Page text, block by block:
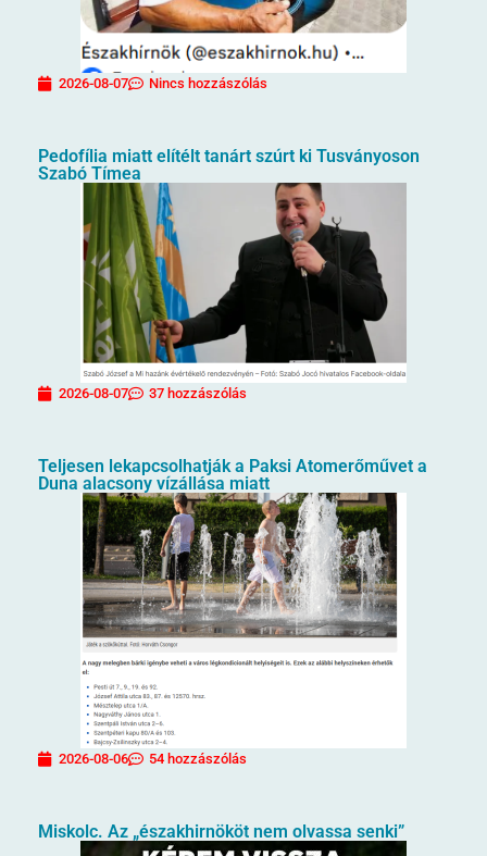
2026-08-07 Nincs hozzászólás
Pedofília miatt elítélt tanárt szúrt ki Tusványoson
Szabó Tímea
2026-08-07 37 hozzászólás
Teljesen lekapcsolhatják a Paksi Atomerőművet a
Duna alacsony vízállása miatt
2026-08-06 54 hozzászólás
Miskolc. Az „északhirnököt nem olvassa senki”